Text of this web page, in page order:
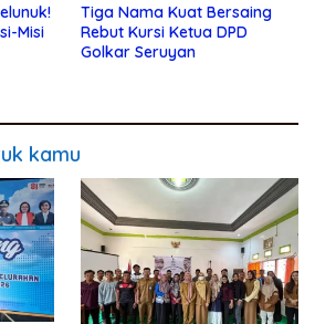
Misi
Tiga Nama Kuat Bersaing
Rebut Kursi Ketua DPD
Golkar Seruyan
kamu